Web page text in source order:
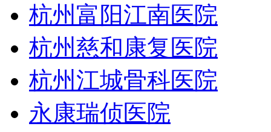
杭州富阳江南医院
杭州慈和康复医院
杭州江城骨科医院
永康瑞侦医院